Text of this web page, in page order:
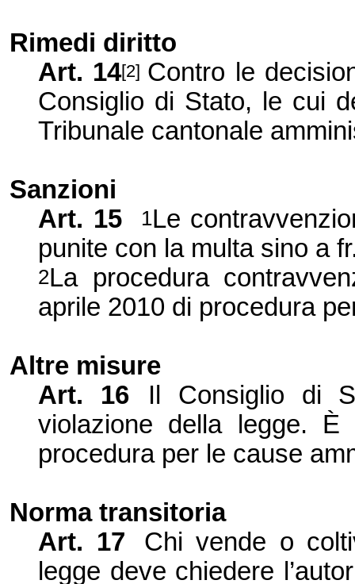
Rimedi diritto
Art. 14[2] Contro le
Consiglio di Stato, le cui
Tribunale cantonale
Sanzioni
Art. 15
1Le
punite con la multa sino a
2La procedura
aprile 2010 di procedura
Altre misure
Art. 16
Il Consiglio di
violazione della legge. È
procedura per le cause
Norma transitoria
Art. 17
Chi vende o
legge deve chiedere l’